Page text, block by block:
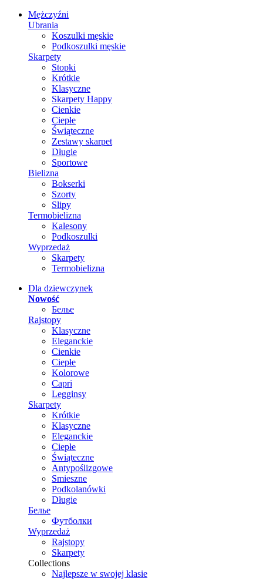
Mężczyźni
Ubrania
Koszulki męskie
Podkoszulki męskie
Skarpety
Stopki
Krótkie
Klasyczne
Skarpety Happy
Cienkie
Ciepłe
Świąteczne
Zestawy skarpet
Długie
Sportowe
Bielizna
Bokserki
Szorty
Slipy
Termobielizna
Kalesony
Podkoszulki
Wyprzedaż
Skarpety
Termobielizna
Dla dziewczynek
Nowość
Белье
Rajstopy
Klasyczne
Eleganckie
Cienkie
Ciepłe
Kolorowe
Capri
Legginsy
Skarpety
Krótkie
Klasyczne
Eleganckie
Ciepłe
Świąteczne
Antypoślizgowe
Smieszne
Podkolanówki
Długie
Белье
Футболки
Wyprzedaż
Rajstopy
Skarpety
Collections
Najlepsze w swojej klasie